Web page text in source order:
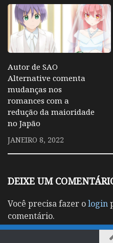
Autor de SAO
Alternative comenta
mudanças nos
romances com a
redução da maioridade
no Japão
JANEIRO 8, 2022
DEIXE UM
Você precisa fazer ologin
comentário.